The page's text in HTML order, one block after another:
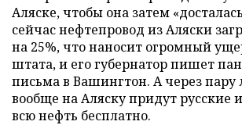
Аляске, чтобы она затем
сейчас нефтепровод из Аляски
на 25%, что наносит огромный
штата, и его губернатор пишет
письма в Вашингтон. А через
вообще на Аляску придут русские и
всю нефть бесплатно.